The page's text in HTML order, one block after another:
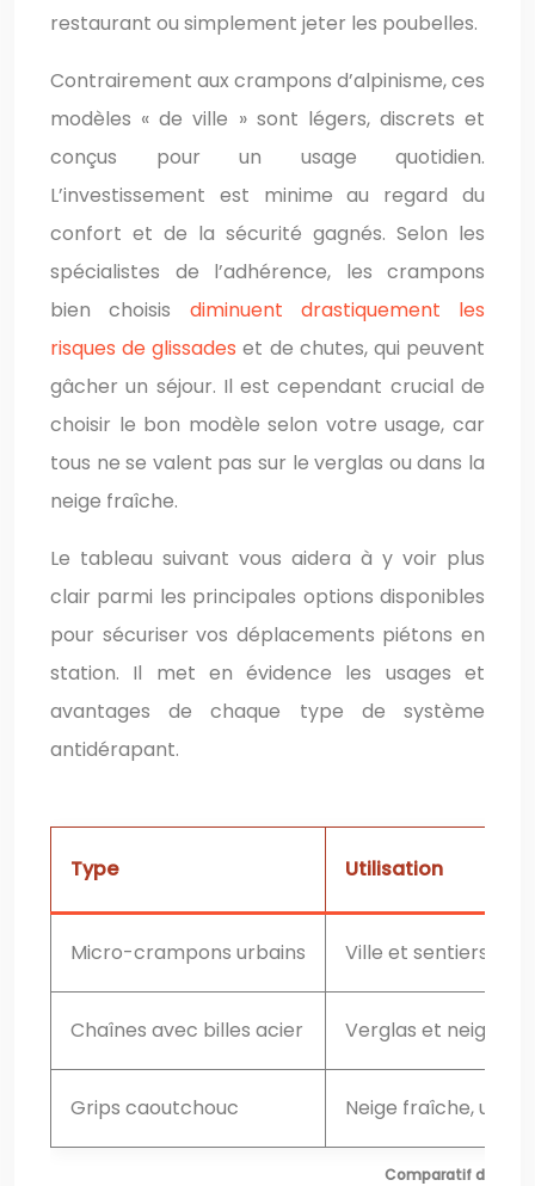
restaurant ou simplement jeter les poubelles.
Contrairement aux crampons d’alpinisme, ces
modèles « de ville » sont légers, discrets et
conçus pour un usage quotidien.
L’investissement est minime au regard du
confort et de la sécurité gagnés. Selon les
spécialistes de l’adhérence, les crampons
bien choisis diminuent drastiquement les
risques de glissades et de chutes, qui peuvent
gâcher un séjour. Il est cependant crucial de
choisir le bon modèle selon votre usage, car
tous ne se valent pas sur le verglas ou dans la
neige fraîche.
Le tableau suivant vous aidera à y voir plus
clair parmi les principales options disponibles
pour sécuriser vos déplacements piétons en
station. Il met en évidence les usages et
avantages de chaque type de système
antidérapant.
Comparatif des
Type Utilisation
Micro-crampons urbains Ville et sentiers
Chaînes avec billes acier Verglas et neige
Grips caoutchouc Neige fraîche,